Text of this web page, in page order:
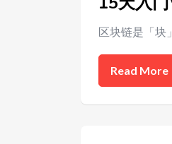
区块链是「块
Read More